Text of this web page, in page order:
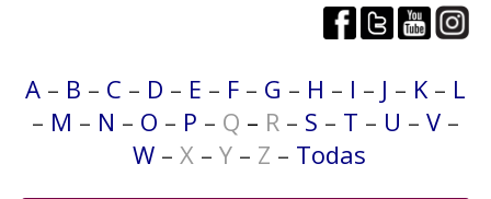
A – B – C – D – E – F – G – H – I – J – K – L
– M – N – O – P – Q – R – S – T – U – V –
W– X – Y – Z – Todas